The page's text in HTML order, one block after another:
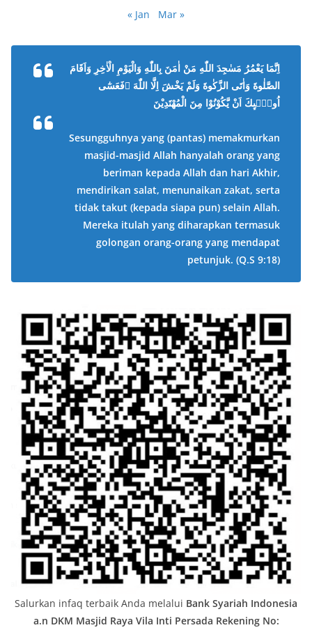
« Jan Mar »
اِنَّمَا يَعْمُرُ مَسٰجِدَ اللّٰهِ مَنْ اٰمَنَ بِاللّٰهِ وَالْيَوْمِ الْاٰخِرِ وَاَقَامَ
الصَّلٰوةَ وَاٰتَى الزَّكٰوةَ وَلَمْ يَخْشَ اِلَّا اللّٰهَ ۗفَعَسٰٓى
اُولٰۤىِٕكَ اَنْ يَّكُوْنُوْا مِنَ الْمُهْتَدِيْنَ
Sesungguhnya yang (pantas) memakmurkan
masjid-masjid Allah hanyalah orang yang
beriman kepada Allah dan hari Akhir,
mendirikan salat, menunaikan zakat, serta
tidak takut (kepada siapa pun) selain Allah.
Mereka itulah yang diharapkan termasuk
golongan orang-orang yang mendapat
petunjuk. (Q.S 9:18)
Salurkan infaq terbaik Anda melalui Bank Syariah Indonesia
a.n DKM Masjid Raya Vila Inti Persada Rekening No: